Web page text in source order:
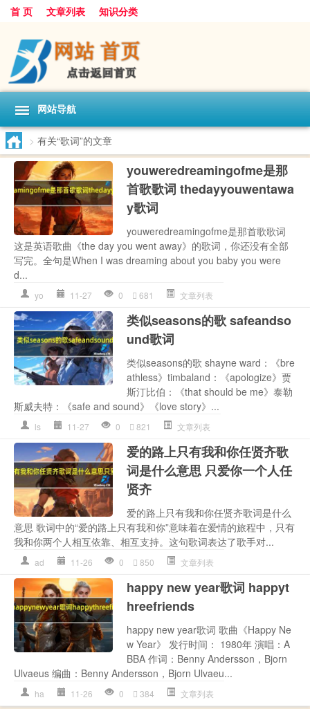
首 页 文章列表 知识分类
网站导航
> 有关“歌词”的文章
youweredreamingofme是那
首歌歌词 thedayyouwentawa
y歌词
youweredreamingofme是那首歌歌词
这是英语歌曲《the day you went away》的歌词，你还没有全部
写完。全句是When I was dreaming about you baby you were
d...
yo 11-27 0 681 文章列表
类似seasons的歌 safeandso
und歌词
类似seasons的歌 shayne ward：《bre
athless》timbaland：《apologize》贾
斯汀比伯：《that should be me》泰勒
斯威夫特：《safe and sound》《love story》...
ls 11-27 0 821 文章列表
爱的路上只有我和你任贤齐歌
词是什么意思 只爱你一个人任
贤齐
爱的路上只有我和你任贤齐歌词是什么
意思 歌词中的“爱的路上只有我和你”意味着在爱情的旅程中，只有
我和你两个人相互依靠、相互支持。这句歌词表达了歌手对...
ad 11-26 0 850 文章列表
happy new year歌词 happyt
hreefriends
happy new year歌词 歌曲《Happy Ne
w Year》 发行时间： 1980年 演唱：A
BBA 作词：Benny Andersson，Bjorn
Ulvaeus 编曲：Benny Andersson，Bjorn Ulvaeu...
ha 11-26 0 384 文章列表